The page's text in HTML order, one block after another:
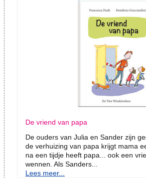
De vriend van papa
De ouders van Julia en Sander zijn
de verhuizing van papa krijgt mama
na een tijdje heeft papa... ook een
wennen. Als Sanders...
Lees meer...